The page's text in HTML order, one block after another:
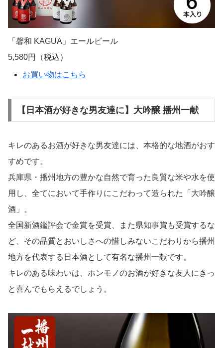
「馨和 KAGUA」エールビール
5,580円（税込）
お買い物はこちら
【日本酒が好きな男友達に】大吟醸 播州一献
キレのあるお酒が好きな男友達には、本格的な地酒がおす
すめです。
兵庫県・播州地方の豊かな自然で育った良質な米や水を使
用し、全てにおいて手作りにこだわって造られた「大吟醸
酒」。
全国新酒鑑評会で金賞を受賞、また県知事賞も受賞するな
ど、その品質とおいしさへの惜しみないこだわりから播州
地方を代表する日本酒として有名な播州一献です。
キレのある味わいは、ホンモノのお酒が好きな友人にきっ
と喜んでもらえるでしょう。